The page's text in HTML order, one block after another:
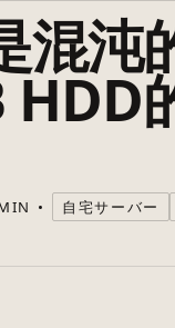
混沌
HDD
自宅サーバー